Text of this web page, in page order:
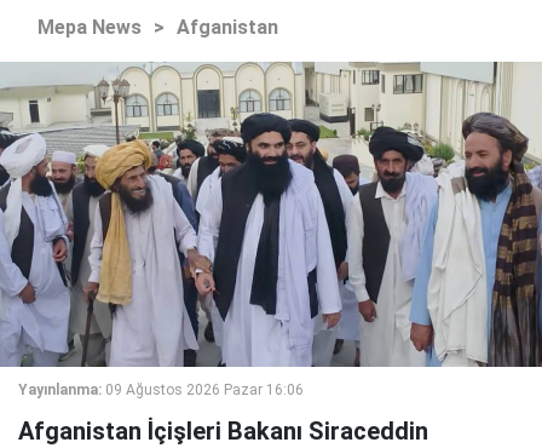
Mepa News > Afganistan
Yayınlanma: 09 Ağustos 2026 Pazar 16:06
Afganistan İçişleri Bakanı Siraceddin